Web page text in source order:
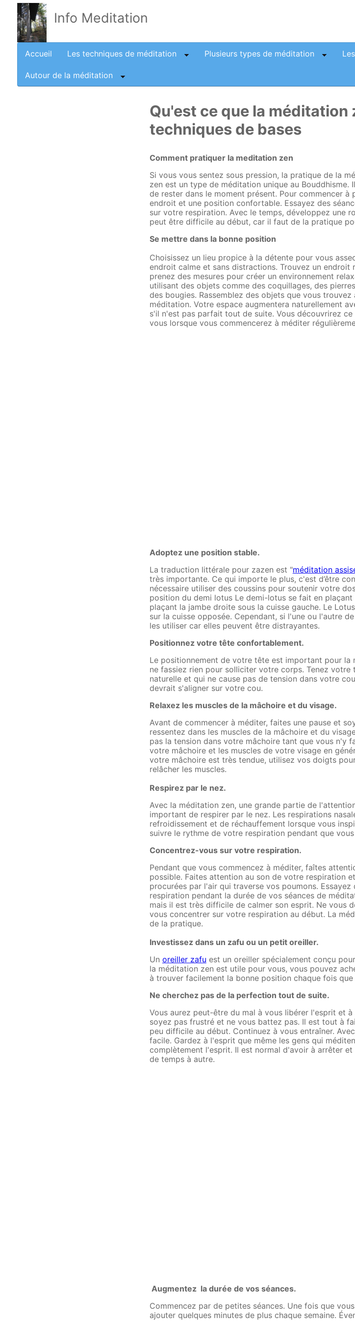
Info Meditation
Accueil Les techniques de méditation Plusieurs types de méditation
Autour de la méditation
Qu'est ce que la méditation
techniques de bases
Comment pratiquer la meditation zen
Si vous vous sentez sous pression, la pratique de la
zen est un type de méditation unique au
de rester dans le moment présent. Pour commencer
endroit et une position confortable. Essayez des
sur votre respiration. Avec le temps, développez une
peut être difficile au début, car il faut de la pratique
Se mettre dans la bonne position
Choisissez un lieu propice à la détente pour vous
endroit calme et sans distractions. Trouvez un
prenez des mesures pour créer un environnement
utilisant des objets comme des coquillages, des
des bougies. Rassemblez des objets que vous
méditation. Votre espace augmentera naturellement
s'il n'est pas parfait tout de suite. Vous découvrirez
vous lorsque vous commencerez à méditer
Adoptez une position stable.
La traduction littérale pour zazen est "méditation
très importante. Ce qui importe le plus, c'est d’être
nécessaire utiliser des coussins pour soutenir votre
position du demi lotus Le demi-lotus se fait en
plaçant la jambe droite sous la cuisse gauche. Le
sur la cuisse opposée. Cependant, si l'une ou l'autre
les utiliser car elles peuvent être distrayantes.
Positionnez votre tête confortablement.
Le positionnement de votre tête est important pour la
ne fassiez rien pour solliciter votre corps. Tenez votre
naturelle et qui ne cause pas de tension dans votre
devrait s'aligner sur votre cou.
Relaxez les muscles de la mâchoire et du visage.
Avant de commencer à méditer, faites une pause et
ressentez dans les muscles de la mâchoire et du
pas la tension dans votre mâchoire tant que vous n'y
votre mâchoire et les muscles de votre visage en
votre mâchoire est très tendue, utilisez vos doigts
relâcher les muscles.
Respirez par le nez.
Avec la méditation zen, une grande partie de
important de respirer par le nez. Les respirations
refroidissement et de réchauffement lorsque vous
suivre le rythme de votre respiration pendant que
Concentrez-vous sur votre respiration.
Pendant que vous commencez à méditer, faîtes
possible. Faites attention au son de votre respiration
procurées par l'air qui traverse vos poumons.
respiration pendant la durée de vos séances de
mais il est très difficile de calmer son esprit. Ne vous
vous concentrer sur votre respiration au début. La
de la pratique.
Investissez dans un zafu ou un petit oreiller.
Un oreiller zafu est un oreiller spécialement conçu
la méditation zen est utile pour vous, vous pouvez
à trouver facilement la bonne position chaque fois
Ne cherchez pas de la perfection tout de suite.
Vous aurez peut-être du mal à vous libérer l'esprit et
soyez pas frustré et ne vous battez pas. Il est tout à
peu difficile au début. Continuez à vous entraîner.
facile. Gardez à l'esprit que même les gens qui
complètement l'esprit. Il est normal d'avoir à arrêter
de temps à autre.
Augmentez la durée de vos séances.
Commencez par de petites séances. Une fois que
ajouter quelques minutes de plus chaque semaine.